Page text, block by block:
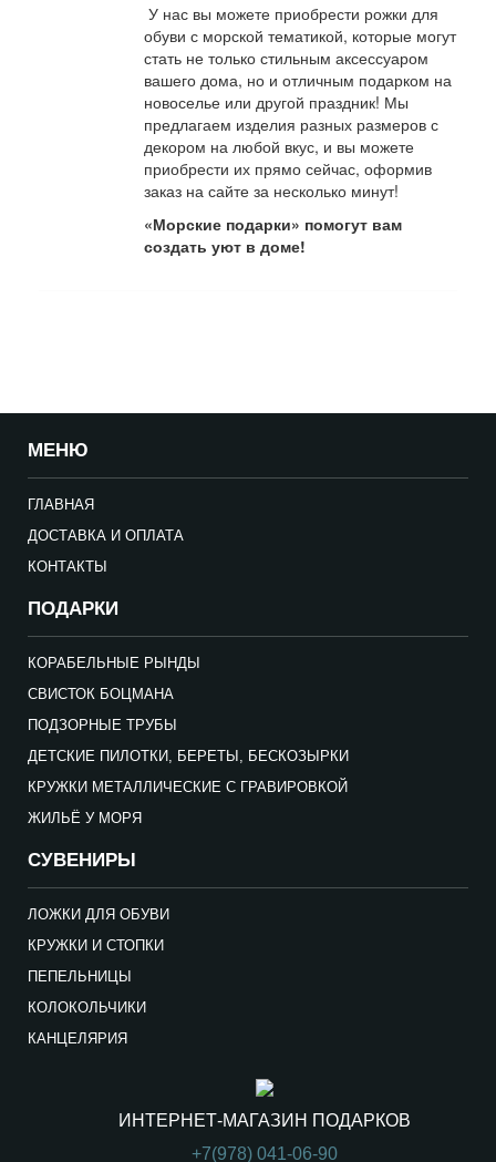
У нас вы можете приобрести рожки для
обуви с морской тематикой, которые могут
стать не только стильным аксессуаром
вашего дома, но и отличным подарком на
новоселье или другой праздник! Мы
предлагаем изделия разных размеров с
декором на любой вкус, и вы можете
приобрести их прямо сейчас, оформив
заказ на сайте за несколько минут!
«Морские подарки» помогут вам
создать уют в доме!
МЕНЮ
ГЛАВНАЯ
ДОСТАВКА И ОПЛАТА
КОНТАКТЫ
ПОДАРКИ
КОРАБЕЛЬНЫЕ РЫНДЫ
СВИСТОК БОЦМАНА
ПОДЗОРНЫЕ ТРУБЫ
ДЕТСКИЕ ПИЛОТКИ, БЕРЕТЫ, БЕСКОЗЫРКИ
КРУЖКИ МЕТАЛЛИЧЕСКИЕ С ГРАВИРОВКОЙ
ЖИЛЬЁ У МОРЯ
СУВЕНИРЫ
ЛОЖКИ ДЛЯ ОБУВИ
КРУЖКИ И СТОПКИ
ПЕПЕЛЬНИЦЫ
КОЛОКОЛЬЧИКИ
КАНЦЕЛЯРИЯ
ИНТЕРНЕТ-МАГАЗИН ПОДАРКОВ
+7(978) 041-06-90